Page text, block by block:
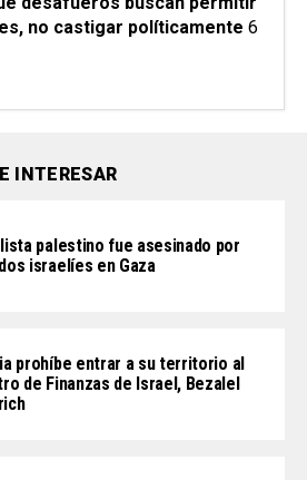
no castigar políticamente 6
INTERESAR
palestino fue asesinado por
israelíes en Gaza
prohíbe entrar a su territorio al
de Finanzas de Israel, Bezalel